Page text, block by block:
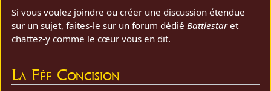
Si vous voulez joindre ou créer une discussion étendue
sur un sujet, faites-le sur un forum dédiéBattlestaret
chattez-y comme le cœur vous en dit.
La Fée Concision